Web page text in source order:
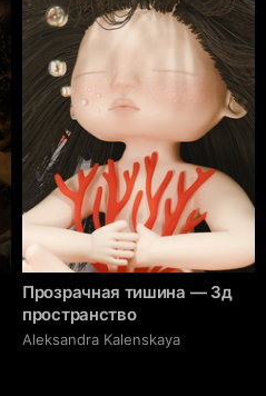
Прозрачная тишина — 3д
пространство
Aleksandra Kalenskaya